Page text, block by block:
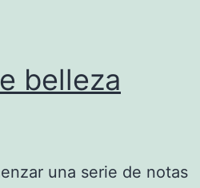
belleza
una serie de notas